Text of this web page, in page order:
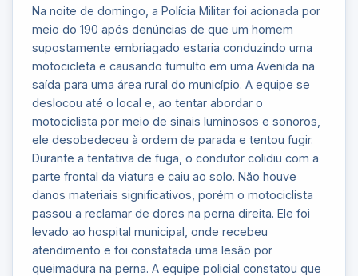
Na noite de domingo, a Polícia Militar foi acionada por
meio do 190 após denúncias de que um homem
supostamente embriagado estaria conduzindo uma
motocicleta e causando tumulto em uma Avenida na
saída para uma área rural do município. A equipe se
deslocou até o local e, ao tentar abordar o
motociclista por meio de sinais luminosos e sonoros,
ele desobedeceu à ordem de parada e tentou fugir.
Durante a tentativa de fuga, o condutor colidiu com a
parte frontal da viatura e caiu ao solo. Não houve
danos materiais significativos, porém o motociclista
passou a reclamar de dores na perna direita. Ele foi
levado ao hospital municipal, onde recebeu
atendimento e foi constatada uma lesão por
queimadura na perna. A equipe policial constatou que